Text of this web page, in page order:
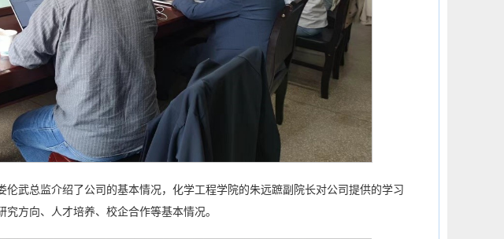
伦武总监介绍了公司的基本情况，化学工程学院的朱远蹠副院长对公司提供的学习
方向、人才培养、校企合作等基本情况。